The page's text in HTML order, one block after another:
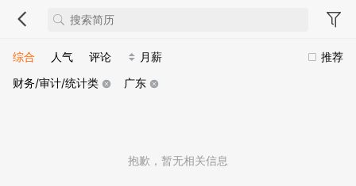
推荐
综合 人气 评论
月薪
财务/审计/统计类
广东
抱歉，暂无相关信息